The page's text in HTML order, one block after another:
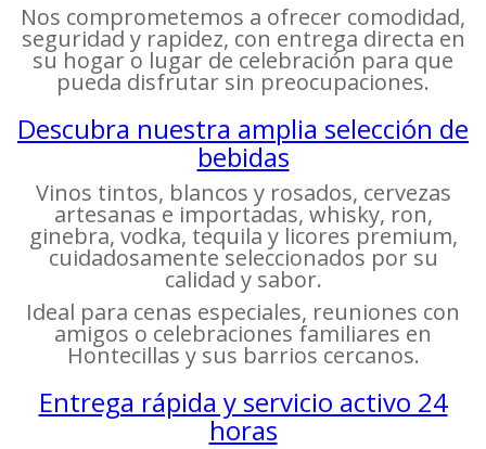
Nos comprometemos a ofrecer comodidad,
seguridad y rapidez, con entrega directa en
su hogar o lugar de celebración para que
pueda disfrutar sin preocupaciones.
Descubra nuestra amplia selección de
bebidas
Vinos tintos, blancos y rosados, cervezas
artesanas e importadas, whisky, ron,
ginebra, vodka, tequila y licores premium,
cuidadosamente seleccionados por su
calidad y sabor.
Ideal para cenas especiales, reuniones con
amigos o celebraciones familiares en
Hontecillas y sus barrios cercanos.
Entrega rápida y servicio activo 24
horas